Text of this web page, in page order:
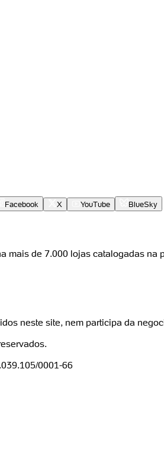
Facebook X YouTube BlueSky
mais de 7.000 lojas catalogadas na
neste site, nem participa da
0001-66